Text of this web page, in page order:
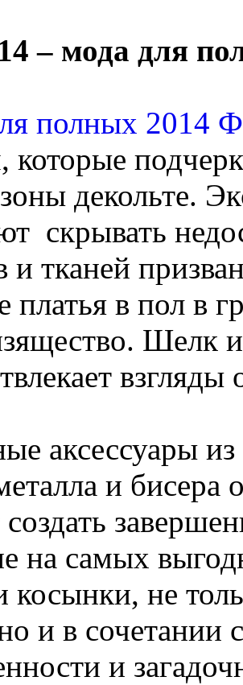
– мода для
которые
декольте.
скрывать
и тканей
в пол в
Шелк
аксессуары из
и бисера
на самых
не
и в сочетании
и